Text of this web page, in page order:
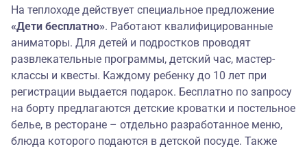
На теплоходе действует специальное предложение
«Дети бесплатно». Работают квалифицированные
аниматоры. Для детей и подростков проводят
развлекательные программы, детский час, мастер-
классы и квесты. Каждому ребенку до 10 лет при
регистрации выдается подарок. Бесплатно по запросу
на борту предлагаются детские кроватки и постельное
белье, в ресторане – отдельно разработанное меню,
блюда которого подаются в детской посуде. Также